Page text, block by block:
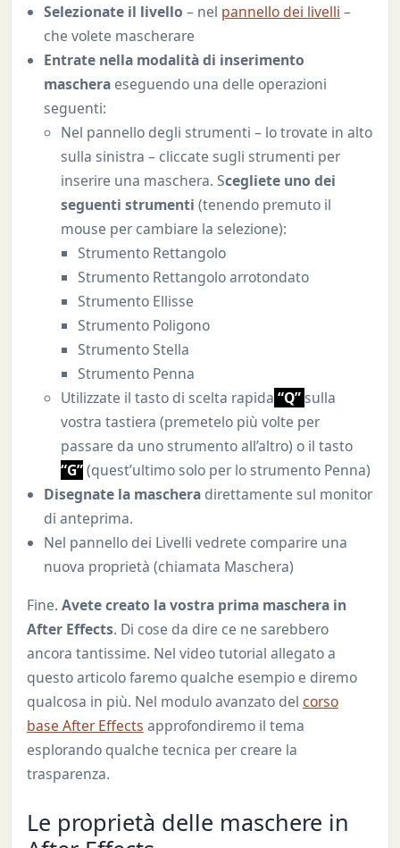
Selezionate il livello – nel pannello dei livelli –
che volete mascherare
Entrate nella modalità di inserimento
mascheraeseguendo una delle operazioni
seguenti:
Nel pannello degli strumenti – lo trovate in alto
sulla sinistra – cliccate sugli strumenti per
inserire una maschera. Scegliete uno dei
seguenti strumenti(tenendo premuto il
mouse per cambiare la selezione):
Strumento Rettangolo
Strumento Rettangolo arrotondato
Strumento Ellisse
Strumento Poligono
Strumento Stella
Strumento Penna
Utilizzate il tasto di scelta rapida “Q”sulla
vostra tastiera (premetelo più volte per
passare da uno strumento all’altro) o il tasto
“G”(quest’ultimo solo per lo strumento Penna)
Disegnate la mascheradirettamente sul monitor
di anteprima.
Nel pannello dei Livelli vedrete comparire una
nuova proprietà (chiamata Maschera)
Fine. Avete creato la vostra prima maschera in
After Effects. Di cose da dire ce ne sarebbero
ancora tantissime. Nel video tutorial allegato a
questo articolo faremo qualche esempio e diremo
qualcosa in più. Nel modulo avanzato del corso
base After Effects approfondiremo il tema
esplorando qualche tecnica per creare la
trasparenza.
Le proprietà delle maschere in